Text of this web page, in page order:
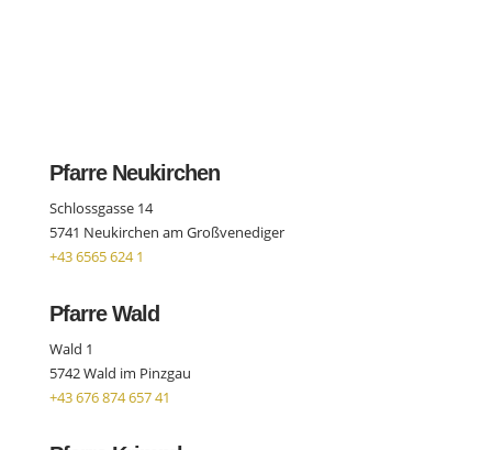
Pfarre Neukirchen
Schlossgasse 14
5741 Neukirchen am Großvenediger
+43 6565 624 1
Pfarre Wald
Wald 1
5742 Wald im Pinzgau
+43 676 874 657 41